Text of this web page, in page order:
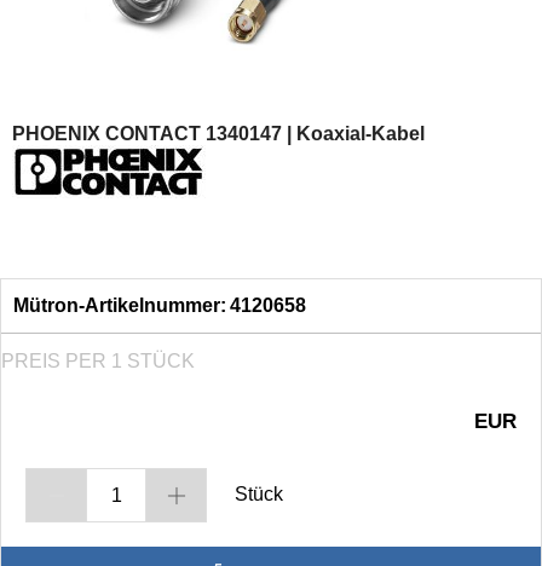
PHOENIX CONTACT 1340147 | Koaxial-Kabel
Mütron-Artikelnummer: 4120658
PREIS PER 1 STÜCK
EUR
Stück